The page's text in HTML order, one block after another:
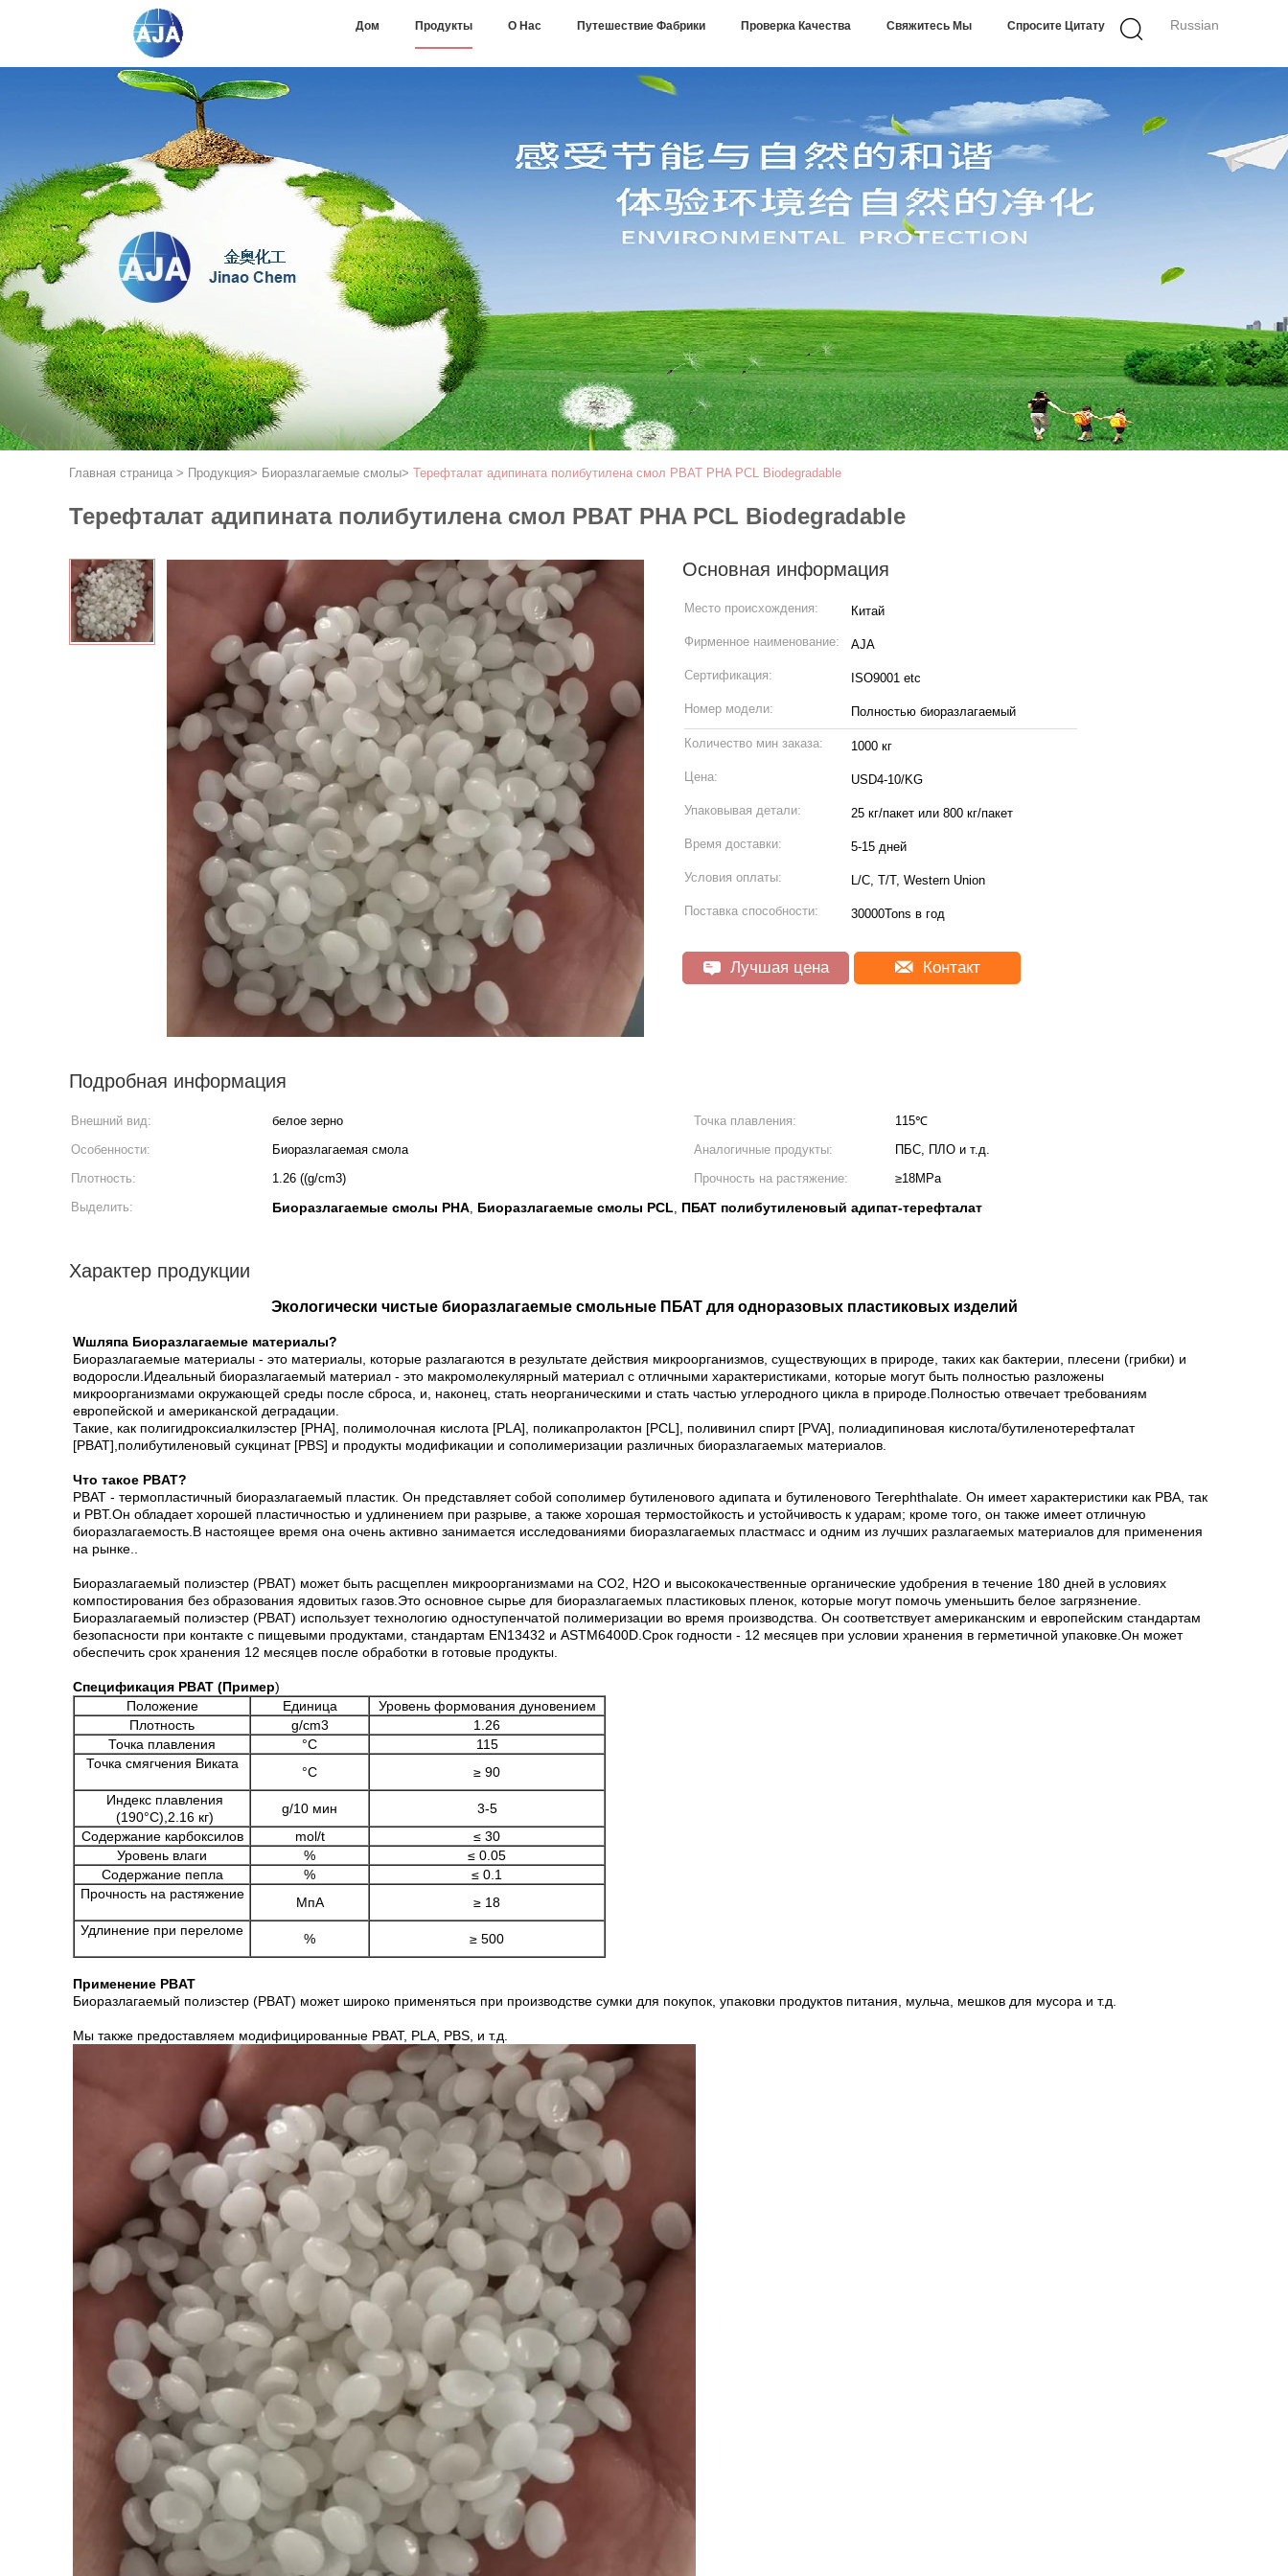
Russian
Дом Продукты О Нас Путешествие Фабрики Проверка Качества Свяжитесь Мы Спросите Цитату
Главная страница > Продукция> Биоразлагаемые смолы> Терефталат адипината полибутилена смол PBAT PHA PCL Biodegradable
Терефталат адипината полибутилена смол PBAT PHA PCL Biodegradable
Основная информация
Место происхождения: Китай
Фирменное наименование: AJA
Сертификация: ISO9001 etc
Номер модели: Полностью биоразлагаемый
Количество мин заказа: 1000 кг
Цена: USD4-10/KG
Упаковывая детали: 25 кг/пакет или 800 кг/пакет
Время доставки: 5-15 дней
Условия оплаты: L/C, T/T, Western Union
Поставка способности: 30000Tons в год
Лучшая цена Контакт
Подробная информация
Внешний вид: белое зерно Точка плавления:
115℃
Особенности:
Биоразлагаемая смола Аналогичные продукты:
ПБС, ПЛО и т.д.
Плотность:
1.26 ((g/cm3) Прочность на растяжение:
≥18MPa
Выделить:
Биоразлагаемые смолы PHA, Биоразлагаемые смолы PCL, ПБАТ полибутиленовый адипат-терефталат
Характер продукции
Экологически чистые биоразлагаемые смольные ПБАТ для одноразовых пластиковых изделий
Wшляпа Биоразлагаемые материалы?
Биоразлагаемые материалы - это материалы, которые разлагаются в результате действия микроорганизмов, существующих в природе, таких как бактерии, плесени (грибки) и
водоросли.Идеальный биоразлагаемый материал - это макромолекулярный материал с отличными характеристиками, которые могут быть полностью разложены
микроорганизмами окружающей среды после сброса, и, наконец, стать неорганическими и стать частью углеродного цикла в природе.Полностью отвечает требованиям
европейской и американской деградации.
Такие, как полигидроксиалкилэстер [PHA], полимолочная кислота [PLA], поликапролактон [PCL], поливинил спирт [PVA], полиадипиновая кислота/бутиленотерефталат
[PBAT],полибутиленовый сукцинат [PBS] и продукты модификации и сополимеризации различных биоразлагаемых материалов.
Что такое PBAT?
PBAT - термопластичный биоразлагаемый пластик. Он представляет собой сополимер бутиленового адипата и бутиленового Terephthalate. Он имеет характеристики как PBA, так
и PBT.Он обладает хорошей пластичностью и удлинением при разрыве, а также хорошая термостойкость и устойчивость к ударам; кроме того, он также имеет отличную
биоразлагаемость.В настоящее время она очень активно занимается исследованиями биоразлагаемых пластмасс и одним из лучших разлагаемых материалов для применения
на рынке..
Биоразлагаемый полиэстер (PBAT) может быть расщеплен микроорганизмами на CO2, H2O и высококачественные органические удобрения в течение 180 дней в условиях
компостирования без образования ядовитых газов.Это основное сырье для биоразлагаемых пластиковых пленок, которые могут помочь уменьшить белое загрязнение.
Биоразлагаемый полиэстер (PBAT) использует технологию одноступенчатой полимеризации во время производства. Он соответствует американским и европейским стандартам
безопасности при контакте с пищевыми продуктами, стандартам EN13432 и ASTM6400D.Срок годности - 12 месяцев при условии хранения в герметичной упаковке.Он может
обеспечить срок хранения 12 месяцев после обработки в готовые продукты.
Спецификация PBAT (Пример)
Положение
Единица
Уровень формования дуновением
Плотность
g/cm3
1.26
Точка плавления
°C
115
Точка смягчения Виката
°C
≥ 90
Индекс плавления
(190°C),2.16 кг)
g/10 мин
3-5
Содержание карбоксилов
mol/t
≤ 30
Уровень влаги
%
≤ 0.05
Содержание пепла
%
≤ 0.1
Прочность на растяжение
МпА
≥ 18
Удлинение при переломе
% ≥ 500
Применение PBAT
Биоразлагаемый полиэстер (PBAT) может широко применяться при производстве сумки для покупок, упаковки продуктов питания, мульча, мешков для мусора и т.д.
Мы также предоставляем модифицированные PBAT, PLA, PBS, и т.д.